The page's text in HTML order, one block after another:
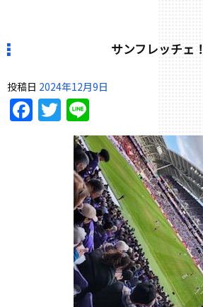
サンフレッチェ！
投稿日 2024年12月9日
Facebook
Twitter